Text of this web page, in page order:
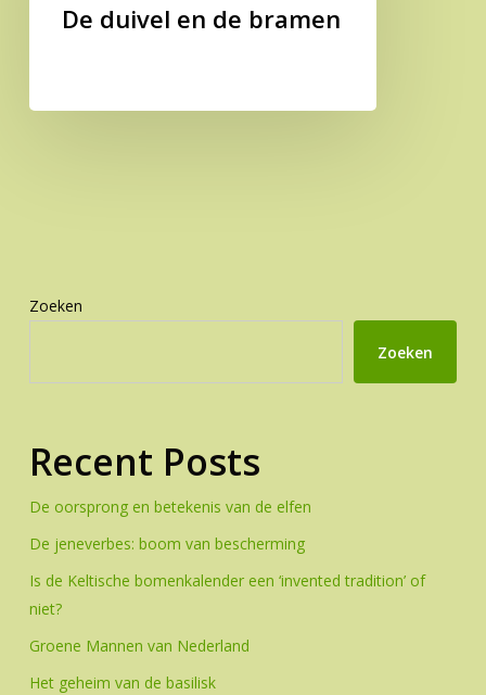
De duivel en de bramen
Zoeken
Zoeken
Recent Posts
De oorsprong en betekenis van de elfen
De jeneverbes: boom van bescherming
Is de Keltische bomenkalender een ‘invented tradition’ of
niet?
Groene Mannen van Nederland
Het geheim van de basilisk